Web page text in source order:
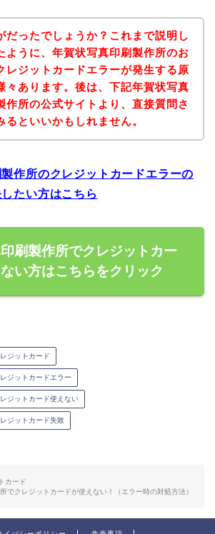
だったでしょうか？これまで説明し
ように、年賀状写真印刷製作所のお
レジットカードエラーが発生する原
々あります。後は、下記年賀状写真
作所の公式サイトより、直接質問さ
るといいかもしれません。
作所のクレジットカードエラーの
たい方はこちら
刷製作所でクレジットカー
ない方はこちらをクリック
ジットカード
ジットカードエラー
ジットカード使えない
ジットカード失敗
カード
でクレジットカードが使えない！（エラー時の対処方法）